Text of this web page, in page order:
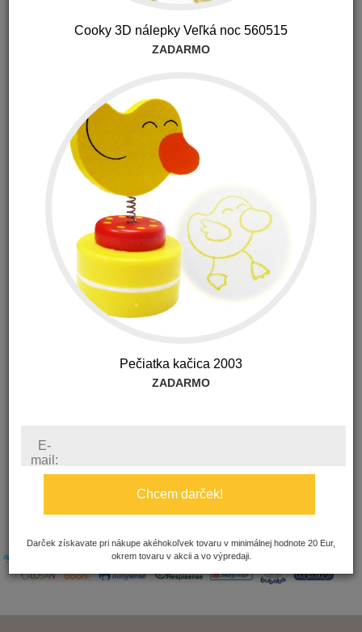
23.70 €s DPH
CBD - Nosový sprej
18.90 €
Cooky 3D nálepky Veľká noc 560515
ZADARMO
Pečiatka kačica 2003
ZADARMO
E-
mail:
Chcem darček!
Darček získavate pri nákupe akéhokoľvek tovaru v minimálnej hodnote 20 Eur,
okrem tovaru v akcii a vo výpredaji.